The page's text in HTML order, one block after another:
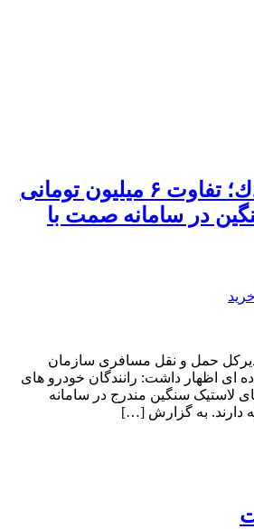
گزارش مدل كودك؛ تفاوت ۶ میلیون تومانی
در سامانه صمت با
حمل و نقل مسافری سازمان
داشت: رانندگان خودرو های
سنگین مندرج در سامانه
به گزارش […]